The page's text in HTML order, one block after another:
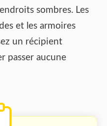
sombres. Les
et les armoires
un récipient
passer aucune